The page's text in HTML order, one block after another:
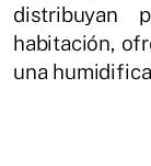
distribuyan
habitación,
una